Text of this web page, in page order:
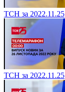
ТСН за 2022.11.25
ТСН за 2022.11.25